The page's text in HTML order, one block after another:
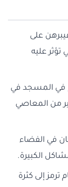
على
عليه
في المسجد في
من المعاصي
في الفضاء
الكبيرة.
ترمز إلى كثرة